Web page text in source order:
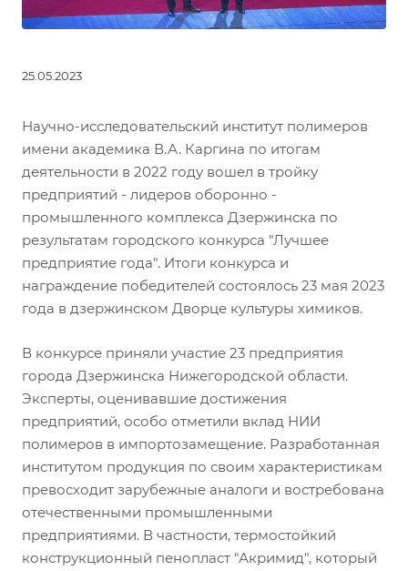
25.05.2023
Научно-исследовательский институт полимеров
имени академика В.А. Каргина по итогам
деятельности в 2022 году вошел в тройку
предприятий - лидеров оборонно -
промышленного комплекса Дзержинска по
результатам городского конкурса "Лучшее
предприятие года". Итоги конкурса и
награждение победителей состоялось 23 мая 2023
года в дзержинском Дворце культуры химиков.
В конкурсе приняли участие 23 предприятия
города Дзержинска Нижегородской области.
Эксперты, оценивавшие достижения
предприятий, особо отметили вклад НИИ
полимеров в импортозамещение. Разработанная
институтом продукция по своим характеристикам
превосходит зарубежные аналоги и востребована
отечественными промышленными
предприятиями. В частности, термостойкий
конструкционный пенопласт "Акримид", который